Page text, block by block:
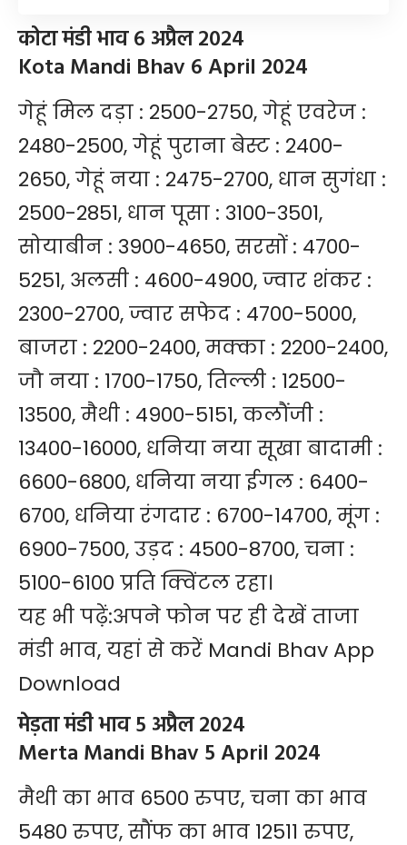
कोटा मंडी भाव 6 अप्रैल 2024
Kota Mandi Bhav 6 April 2024
गेहूं मिल दड़ा : 2500-2750, गेहूं एवरेज :
2480-2500, गेहूं पुराना बेस्ट : 2400-
2650, गेहूं नया : 2475-2700, धान सुगंधा :
2500-2851, धान पूसा : 3100-3501,
सोयाबीन : 3900-4650, सरसों : 4700-
5251, अलसी : 4600-4900, ज्वार शंकर :
2300-2700, ज्वार सफेद : 4700-5000,
बाजरा : 2200-2400, मक्का : 2200-2400,
जौ नया : 1700-1750, तिल्ली : 12500-
13500, मैथी : 4900-5151, कलौंजी :
13400-16000, धनिया नया सूखा बादामी :
6600-6800, धनिया नया ईगल : 6400-
6700, धनिया रंगदार : 6700-14700, मूंग :
6900-7500, उड़द : 4500-8700, चना :
5100-6100 प्रति क्विंटल रहा।
यह भी पढ़ें:अपने फोन पर ही देखें ताजा
मंडी भाव, यहां से करें Mandi Bhav App
Download
मेड़ता मंडी भाव 5 अप्रैल 2024
Merta Mandi Bhav 5 April 2024
मैथी का भाव 6500 रुपए, चना का भाव
5480 रुपए, सौंफ का भाव 12511 रुपए,